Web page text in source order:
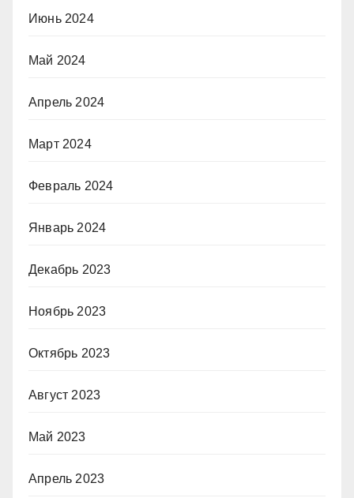
Июнь 2024
Май 2024
Апрель 2024
Март 2024
Февраль 2024
Январь 2024
Декабрь 2023
Ноябрь 2023
Октябрь 2023
Август 2023
Май 2023
Апрель 2023